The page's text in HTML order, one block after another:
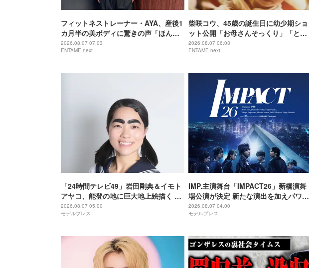
フィットネストレーナー・AYA、産後1
カ月半の美ボディに驚きの声「ほんと
に出産したのー？」
2026.08.07 07:03
ENTAME next
柴咲コウ、45歳の誕生日に幼少期ショ
ット公開「お母さんそっくり」「とん
でもなくかわいい」
2026.08.07 06:03
ENTAME next
「24時間テレビ49」岩田剛典＆イモト
アヤコ、能登の地に巨大地上絵描く 完
成披露にはサプライズアーティストも
登場予定
2026.08.07 05:00
モデルプレス
IMP.主演舞台「IMPACT26」新橋演舞
場公演が決定 新たな演出を加えパワー
アップ
2026.08.07 04:00
モデルプレス